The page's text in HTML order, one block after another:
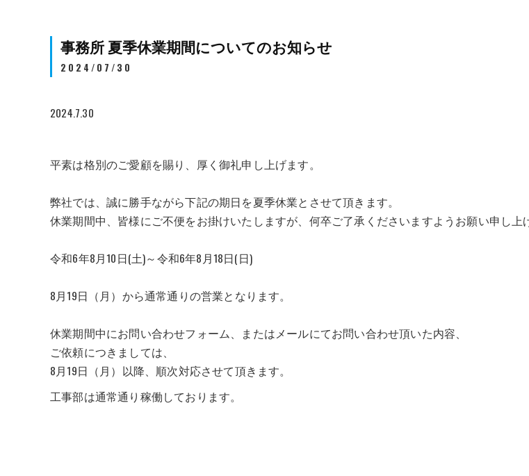
事務所 夏季休業期間についてのお知らせ
2024/07/30
2024.7.30
平素は格別のご愛顧を賜り、厚く御礼申し上げます。
弊社では、誠に勝手ながら下記の期日を夏季休業とさせて頂きます。
休業期間中、皆様にご不便をお掛けいたしますが、何卒ご了承くださいますようお願い申し上
令和6年8月10日(土)～令和6年8月18日(日)
8月19日（月）から通常通りの営業となります。
休業期間中にお問い合わせフォーム、またはメールにてお問い合わせ頂いた内容、
ご依頼につきましては、
8月19日（月）以降、順次対応させて頂きます。
工事部は通常通り稼働しております。